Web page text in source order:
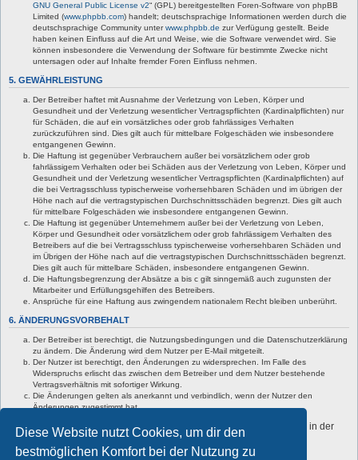
Diese Website nutzt Cookies, um dir den
bestmöglichen Komfort bei der Nutzung zu
GNU General Public License v2“ (GPL) bereitgestellten Foren-Software von phpBB
Limited (www.phpbb.com) handelt; deutschsprachige Informationen werden durch die
deutschsprachige Community unterwww.phpbb.de zur Verfügung gestellt. Beide
haben keinen Einfluss auf die Art und Weise, wie die Software verwendet wird. Sie
können insbesondere die Verwendung der Software für bestimmte Zwecke nicht
untersagen oder auf Inhalte fremder Foren Einfluss nehmen.
5. GEWÄHRLEISTUNG
Der Betreiber haftet mit Ausnahme der Verletzung von Leben, Körper und
Gesundheit und der Verletzung wesentlicher Vertragspflichten (Kardinalpflichten) nur
für Schäden, die auf ein vorsätzliches oder grob fahrlässiges Verhalten
zurückzuführen sind. Dies gilt auch für mittelbare Folgeschäden wie insbesondere
entgangenen Gewinn.
Die Haftung ist gegenüber Verbrauchern außer bei vorsätzlichem oder grob
fahrlässigem Verhalten oder bei Schäden aus der Verletzung von Leben, Körper und
Gesundheit und der Verletzung wesentlicher Vertragspflichten (Kardinalpflichten) auf
die bei Vertragsschluss typischerweise vorhersehbaren Schäden und im übrigen der
Höhe nach auf die vertragstypischen Durchschnittsschäden begrenzt. Dies gilt auch
für mittelbare Folgeschäden wie insbesondere entgangenen Gewinn.
Die Haftung ist gegenüber Unternehmern außer bei der Verletzung von Leben,
Körper und Gesundheit oder vorsätzlichem oder grob fahrlässigem Verhalten des
Betreibers auf die bei Vertragsschluss typischerweise vorhersehbaren Schäden und
im Übrigen der Höhe nach auf die vertragstypischen Durchschnittsschäden begrenzt.
Dies gilt auch für mittelbare Schäden, insbesondere entgangenen Gewinn.
Die Haftungsbegrenzung der Absätze a bis c gilt sinngemäß auch zugunsten der
Mitarbeiter und Erfüllungsgehilfen des Betreibers.
Ansprüche für eine Haftung aus zwingendem nationalem Recht bleiben unberührt.
6. ÄNDERUNGSVORBEHALT
Der Betreiber ist berechtigt, die Nutzungsbedingungen und die Datenschutzerklärung
zu ändern. Die Änderung wird dem Nutzer per E-Mail mitgeteilt.
Der Nutzer ist berechtigt, den Änderungen zu widersprechen. Im Falle des
Widerspruchs erlischt das zwischen dem Betreiber und dem Nutzer bestehende
Vertragsverhältnis mit sofortiger Wirkung.
Die Änderungen gelten als anerkannt und verbindlich, wenn der Nutzer den
Änderungen zugestimmt hat.
Informationen über den Umgang mit deinen persönlichen Daten sind in der
Datenschutzerklärung enthalten.